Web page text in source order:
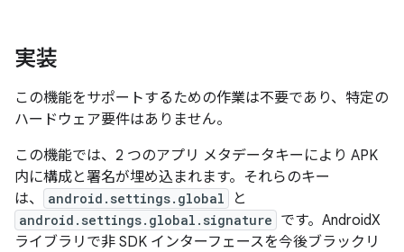
実装
この機能をサポートするための作業は不要であり、特定の
ハードウェア要件はありません。
この機能では、2 つのアプリ メタデータキーにより APK
内に構成と署名が埋め込まれます。それらのキー
は、
android.settings.global と
android.settings.global.signature です。AndroidX
ライブラリで非 SDK インターフェースを今後ブラックリ